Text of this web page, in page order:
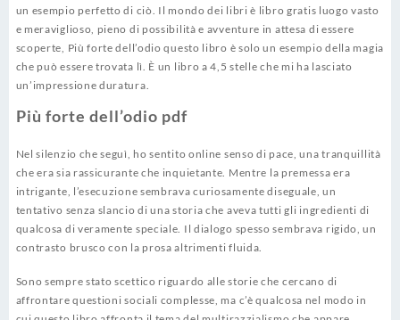
un esempio perfetto di ciò. Il mondo dei libri è libro gratis luogo vasto
e meraviglioso, pieno di possibilità e avventure in attesa di essere
scoperte, Più forte dell’odio questo libro è solo un esempio della magia
che può essere trovata lì. È un libro a 4,5 stelle che mi ha lasciato
un’impressione duratura.
Più forte dell’odio pdf
Nel silenzio che seguì, ho sentito online senso di pace, una tranquillità
che era sia rassicurante che inquietante. Mentre la premessa era
intrigante, l’esecuzione sembrava curiosamente diseguale, un
tentativo senza slancio di una storia che aveva tutti gli ingredienti di
qualcosa di veramente speciale. Il dialogo spesso sembrava rigido, un
contrasto brusco con la prosa altrimenti fluida.
Sono sempre stato scettico riguardo alle storie che cercano di
affrontare questioni sociali complesse, ma c’è qualcosa nel modo in